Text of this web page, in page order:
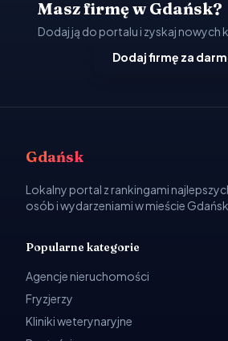
Masz firmę w Gdańsk?
Dodaj ją do portalu i zyskaj nowych
Dodaj firmę za
Gdańsk
Lokalny portal z rankingami
osób i wydarzeniami w mieście Gdańsk.
Popularne kategorie
Agencje nieruchomości
Fryzjerzy
Kliniki weterynaryjne